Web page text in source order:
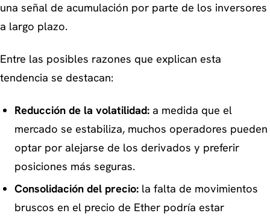
una señal de acumulación por parte de los inversores
a largo plazo.
Entre las posibles razones que explican esta
tendencia se destacan:
Reducción de la volatilidad:a medida que el
mercado se estabiliza, muchos operadores pueden
optar por alejarse de los derivados y preferir
posiciones más seguras.
Consolidación del precio:la falta de movimientos
bruscos en el precio de Ether podría estar